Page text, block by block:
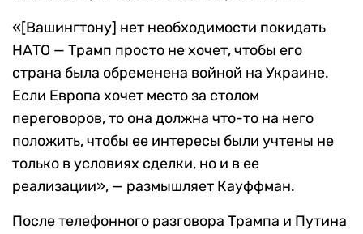
«[Вашингтону] нет необходимости покидать
НАТО — Трамп просто не хочет, чтобы его
страна была обременена войной на Украине.
Если Европа хочет место за столом
переговоров, то она должна что-то на него
положить, чтобы ее интересы были учтены не
только в условиях сделки, но и в ее
реализации», — размышляет Кауффман.
После телефонного разговора Трампа и Путина